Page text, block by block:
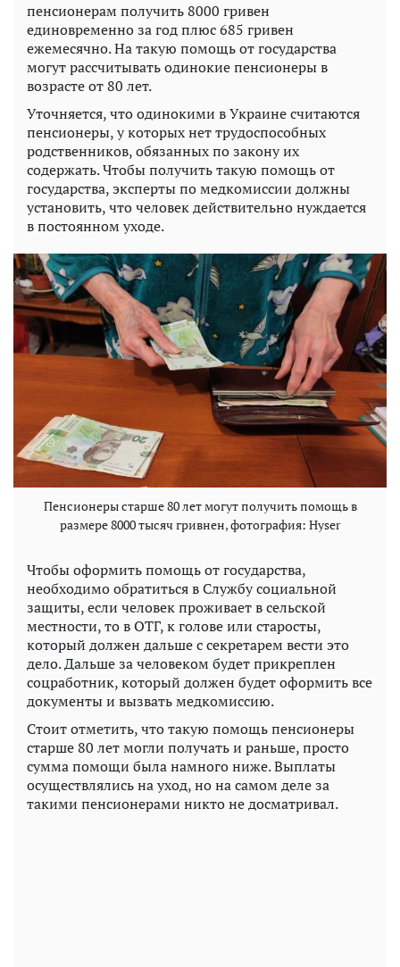
пенсионерам получить 8000 гривен
единовременно за год плюс 685 гривен
ежемесячно. На такую помощь от государства
могут рассчитывать одинокие пенсионеры в
возрасте от 80 лет.
Уточняется, что одинокими в Украине считаются
пенсионеры, у которых нет трудоспособных
родственников, обязанных по закону их
содержать. Чтобы получить такую помощь от
государства, эксперты по медкомиссии должны
установить, что человек действительно нуждается
в постоянном уходе.
Пенсионеры старше 80 лет могут получить помощь в
размере 8000 тысяч гривнен, фотография: Hyser
Чтобы оформить помощь от государства,
необходимо обратиться в Службу социальной
защиты, если человек проживает в сельской
местности, то в ОТГ, к голове или старосты,
который должен дальше с секретарем вести это
дело. Дальше за человеком будет прикреплен
соцработник, который должен будет оформить все
документы и вызвать медкомиссию.
Стоит отметить, что такую помощь пенсионеры
старше 80 лет могли получать и раньше, просто
сумма помощи была намного ниже. Выплаты
осуществлялись на уход, но на самом деле за
такими пенсионерами никто не досматривал.